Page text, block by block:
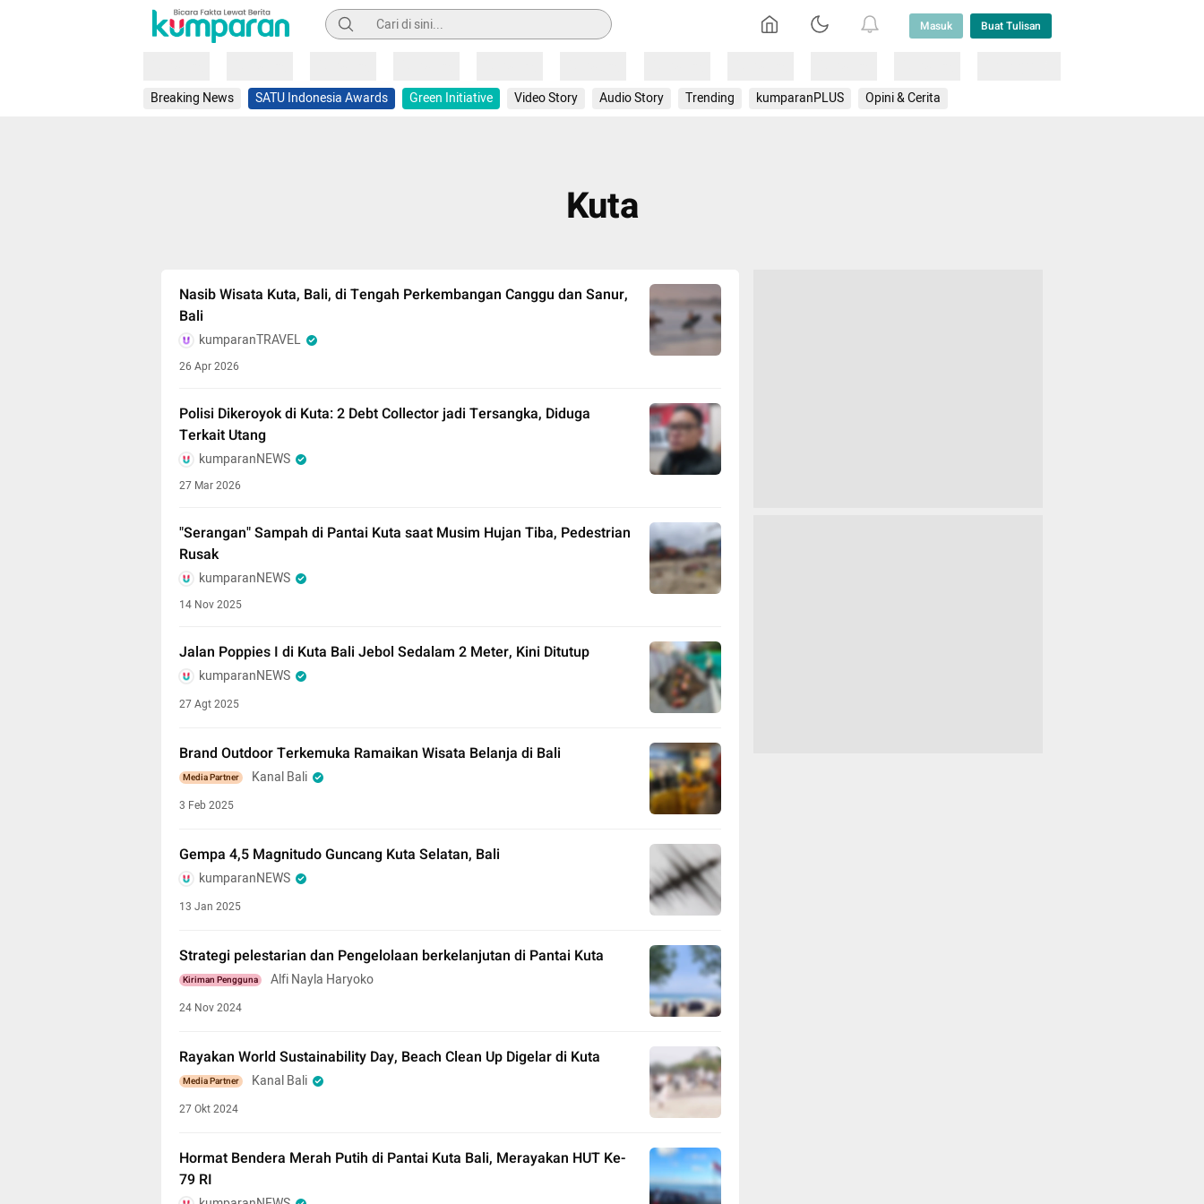
Pencarian Masuk Buat Tulisan
Breaking News SATU Indonesia Awards Green Initiative Video Story Audio Story Trending kumparanPLUS Opini & Cerita
Kuta
Nasib Wisata Kuta, Bali, di Tengah Perkembangan Canggu dan Sanur,
Bali
kumparanTRAVEL
26 Apr 2026
Polisi Dikeroyok di Kuta: 2 Debt Collector jadi Tersangka, Diduga
Terkait Utang
kumparanNEWS
27 Mar 2026
"Serangan" Sampah di Pantai Kuta saat Musim Hujan Tiba, Pedestrian
Rusak
kumparanNEWS
14 Nov 2025
Jalan Poppies I di Kuta Bali Jebol Sedalam 2 Meter, Kini Ditutup
kumparanNEWS
27 Agt 2025
Brand Outdoor Terkemuka Ramaikan Wisata Belanja di Bali
Media Partner Kanal Bali
3 Feb 2025
Gempa 4,5 Magnitudo Guncang Kuta Selatan, Bali
kumparanNEWS
13 Jan 2025
Strategi pelestarian dan Pengelolaan berkelanjutan di Pantai Kuta
Kiriman Pengguna Alfi Nayla Haryoko
24 Nov 2024
Rayakan World Sustainability Day, Beach Clean Up Digelar di Kuta
Media Partner Kanal Bali
27 Okt 2024
Hormat Bendera Merah Putih di Pantai Kuta Bali, Merayakan HUT Ke-
79 RI